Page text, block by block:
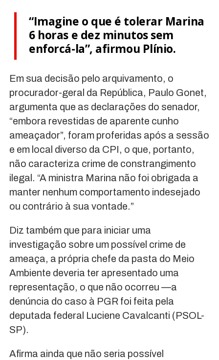
“Imagine o que é tolerar Marina
6 horas e dez minutos sem
enforcá-la”, afirmou Plínio.
Em sua decisão pelo arquivamento, o
procurador-geral da República, Paulo Gonet,
argumenta que as declarações do senador,
“embora revestidas de aparente cunho
ameaçador”, foram proferidas após a sessão
e em local diverso da CPI, o que, portanto,
não caracteriza crime de constrangimento
ilegal. “A ministra Marina não foi obrigada a
manter nenhum comportamento indesejado
ou contrário à sua vontade.”
Diz também que para iniciar uma
investigação sobre um possível crime de
ameaça, a própria chefe da pasta do Meio
Ambiente deveria ter apresentado uma
representação, o que não ocorreu —a
denúncia do caso à PGR foi feita pela
deputada federal Luciene Cavalcanti (PSOL-
SP).
Afirma ainda que não seria possível